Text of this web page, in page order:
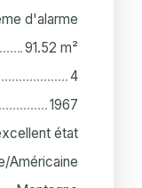
d'alarme
91.52 m²
4
1967
état
Américaine